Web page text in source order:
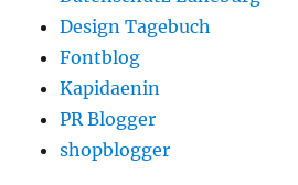
Design Tagebuch
Fontblog
Kapidaenin
PR Blogger
shopblogger